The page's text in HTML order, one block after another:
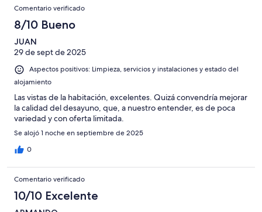
Comentario verificado
8/10 Bueno
JUAN
29 de sept de 2025
Aspectos positivos: Limpieza, servicios y instalaciones y estado del
alojamiento
Las vistas de la habitación, excelentes. Quizá convendría mejorar
la calidad del desayuno, que, a nuestro entender, es de poca
variedad y con oferta limitada.
Se alojó 1 noche en septiembre de 2025
0
Comentario verificado
10/10 Excelente